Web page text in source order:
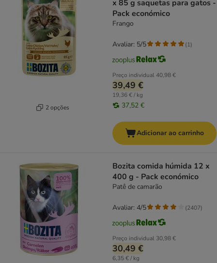
2 opções
x 85 g saquetas para gatos -
Pack económico
Frango
Preço individual40,98 €
39,49 €
19,36 € / kg
37,52 €
Avaliar: 5/5 (1)
Adicionar ao carrinho
Bozita comida húmida 12 x
400 g - Pack económico
Patê de camarão
Preço individual 30,98 €
30,49 €
6,35 € / kg
Avaliar: 4/5 (2407)